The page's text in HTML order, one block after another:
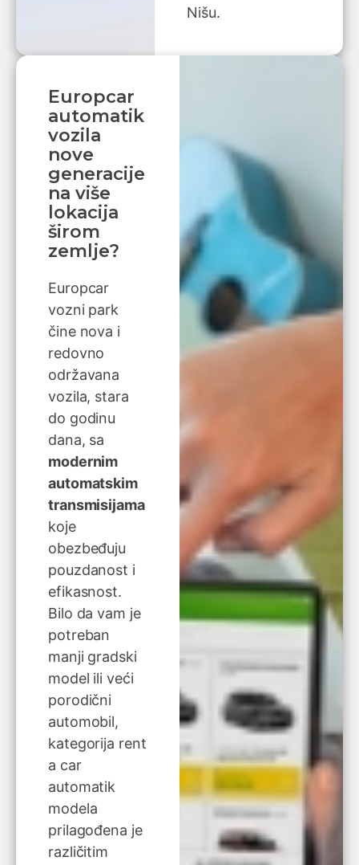
Nišu.
Europcar
automatik
vozila
nove
generacije
na više
lokacija
širom
zemlje?
Europcar
vozni park
čine nova i
redovno
održavana
vozila, stara
do godinu
dana, sa
modernim
automatskim
transmisijama
koje
obezbeđuju
pouzdanost i
efikasnost.
Bilo da vam je
potreban
manji gradski
model ili veći
porodični
automobil,
kategorija rent
a car
automatik
modela
prilagođena je
različitim